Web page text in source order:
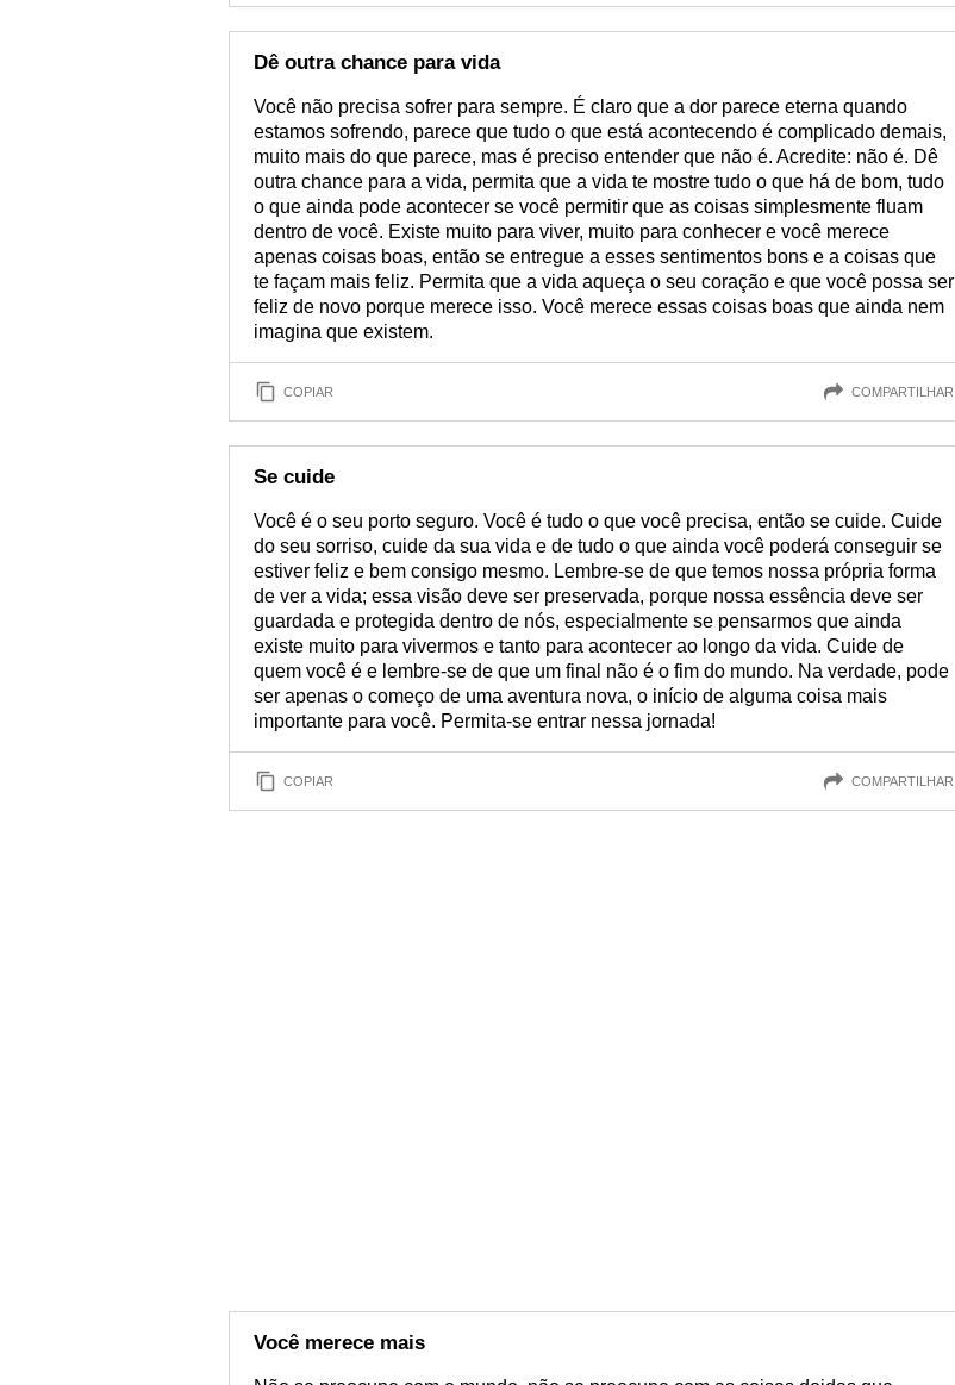
Dê outra chance para vida
Você não precisa sofrer para sempre. É claro que a dor parece eterna quando
estamos sofrendo, parece que tudo o que está acontecendo é complicado demais,
muito mais do que parece, mas é preciso entender que não é. Acredite: não é. Dê
outra chance para a vida, permita que a vida te mostre tudo o que há de bom, tudo
o que ainda pode acontecer se você permitir que as coisas simplesmente fluam
dentro de você. Existe muito para viver, muito para conhecer e você merece
apenas coisas boas, então se entregue a esses sentimentos bons e a coisas que
te façam mais feliz. Permita que a vida aqueça o seu coração e que você possa ser
feliz de novo porque merece isso. Você merece essas coisas boas que ainda nem
imagina que existem.
COPIAR COMPARTILHAR
Se cuide
Você é o seu porto seguro. Você é tudo o que você precisa, então se cuide. Cuide
do seu sorriso, cuide da sua vida e de tudo o que ainda você poderá conseguir se
estiver feliz e bem consigo mesmo. Lembre-se de que temos nossa própria forma
de ver a vida; essa visão deve ser preservada, porque nossa essência deve ser
guardada e protegida dentro de nós, especialmente se pensarmos que ainda
existe muito para vivermos e tanto para acontecer ao longo da vida. Cuide de
quem você é e lembre-se de que um final não é o fim do mundo. Na verdade, pode
ser apenas o começo de uma aventura nova, o início de alguma coisa mais
importante para você. Permita-se entrar nessa jornada!
COPIAR COMPARTILHAR
Você merece mais